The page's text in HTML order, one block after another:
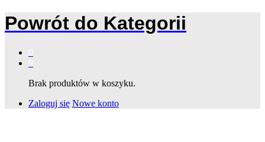
Powrót do Kategorii
Brak produktów w koszyku.
Zaloguj się Nowe konto